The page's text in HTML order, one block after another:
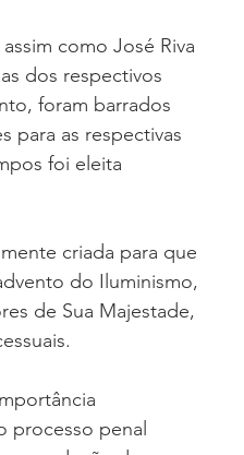
como José Riva
dos respectivos
foram barrados
para as respectivas
foi eleita
criada para que
do Iluminismo,
de Sua Majestade,
processo penal